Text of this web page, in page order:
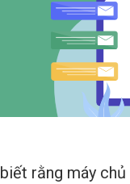
rằng máy chủ